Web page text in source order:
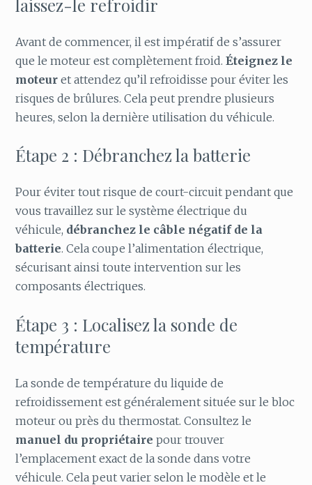
laissez-le refroidir
Avant de commencer, il est impératif de s’assurer
que le moteur est complètement froid.Éteignez le
moteur et attendez qu’il refroidisse pour éviter les
risques de brûlures. Cela peut prendre plusieurs
heures, selon la dernière utilisation du véhicule.
Étape 2 : Débranchez la batterie
Pour éviter tout risque de court-circuit pendant que
vous travaillez sur le système électrique du
véhicule, débranchez le câble négatif de la
batterie. Cela coupe l’alimentation électrique,
sécurisant ainsi toute intervention sur les
composants électriques.
Étape 3 : Localisez la sonde de
température
La sonde de température du liquide de
refroidissement est généralement située sur le bloc
moteur ou près du thermostat. Consultez le
manuel du propriétaire pour trouver
l’emplacement exact de la sonde dans votre
véhicule. Cela peut varier selon le modèle et le